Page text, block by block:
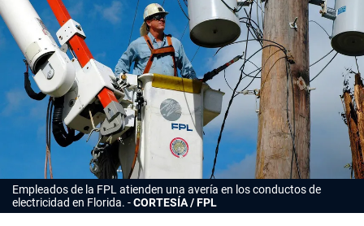
Empleados de la FPL atienden una avería en los conductos de
electricidad en Florida.
CORTESÍA / FPL